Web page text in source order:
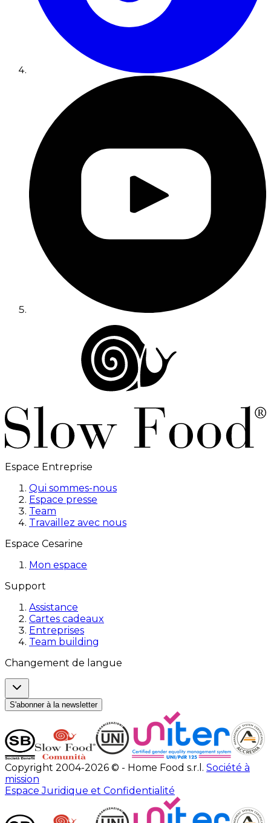
Espace Entreprise
Qui sommes-nous
Espace presse
Team
Travaillez avec nous
Espace Cesarine
Mon espace
Support
Assistance
Cartes cadeaux
Entreprises
Team building
Changement de langue
S'abonner à la newsletter
Copyright 2004-2026 © - Home Food s.r.l. Société à
mission
Espace Juridique et Confidentialité